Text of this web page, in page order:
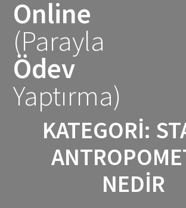
Online
(Parayla
Ödev
Yaptırma)
KATEGORI:
NEDIR